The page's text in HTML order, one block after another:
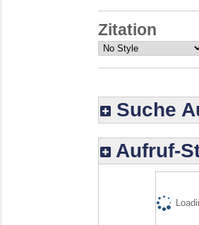
Zitation
Suche
Aufruf-